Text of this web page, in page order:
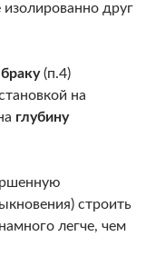
друг
(п.4)
на
глубину
строить
легче, чем